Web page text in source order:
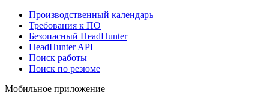
Производственный календарь
Требования к ПО
Безопасный HeadHunter
HeadHunter API
Поиск работы
Поиск по резюме
Мобильное приложение